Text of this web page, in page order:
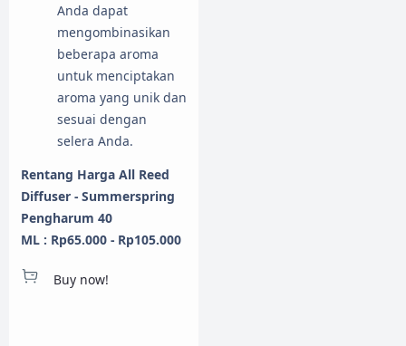
Anda dapat
mengombinasikan
beberapa aroma
untuk menciptakan
aroma yang unik dan
sesuai dengan
selera Anda.
Rentang Harga All Reed
Diffuser - Summerspring
Pengharum 40
ML : Rp65.000 - Rp105.000
Buy now!